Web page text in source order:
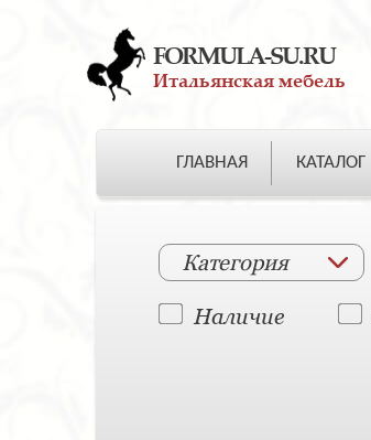
FORMULA-SU.RU
Итальянская мебель
ГЛАВНАЯ КАТАЛОГ
Категория
Наличие